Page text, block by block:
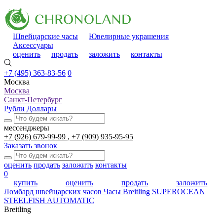
Швейцарские часы
Ювелирные украшения
Аксессуары
оценить
продать заложить контакты
+7 (495) 363-83-56 0
Москва
Москва
Санкт-Петербург
Рубли Доллары
мессенджеры
+7 (926) 679-99-99
+7 (909) 935-95-95
Заказать звонок
оценить продать заложить контакты
0
купить
оценить продать
заложить
Ломбард швейцарских часов Часы Breitling SUPEROCEAN
STEELFISH AUTOMATIC
Breitling